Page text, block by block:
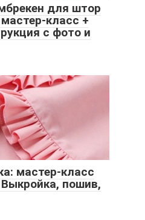
для штор
класс +
с фото и
мастер-класс
пошив,